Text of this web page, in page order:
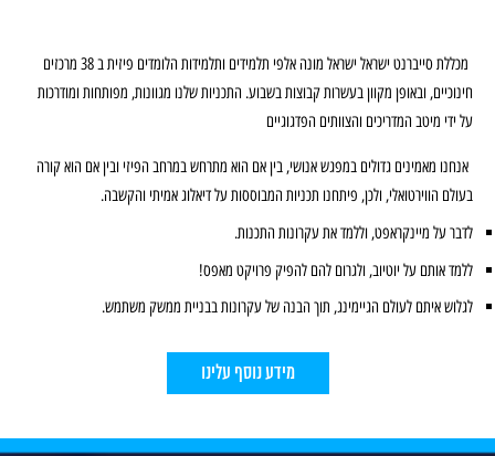
מכללת סייברנט ישראל ישראל מונה אלפי תלמידים ותלמידות הלומדים פיזית ב 38 מרכזים
חינוכיים, ובאופן מקוון בעשרות קבוצות בשבוע. התכניות שלנו מגוונות, מפותחות ומודרכות
על ידי מיטב המדריכים והצוותים הפדגוגיים
אנחנו מאמינים גדולים במפגש אנושי, בין אם הוא מתרחש במרחב הפיזי ובין אם הוא קורה
בעולם הווירטואלי, ולכן, פיתחנו תכניות המבוססות על דיאלוג אמיתי והקשבה.
לדבר על מיינקראפט, וללמד את עקרונות התכנות.
ללמד אותם על יוטיוב, ולגרום להם להפיק פרויקט מאפס!
לגלוש איתם לעולם הגיימינג, תוך הבנה של עקרונות בבניית ממשק משתמש.
מידע נוסף עלינו